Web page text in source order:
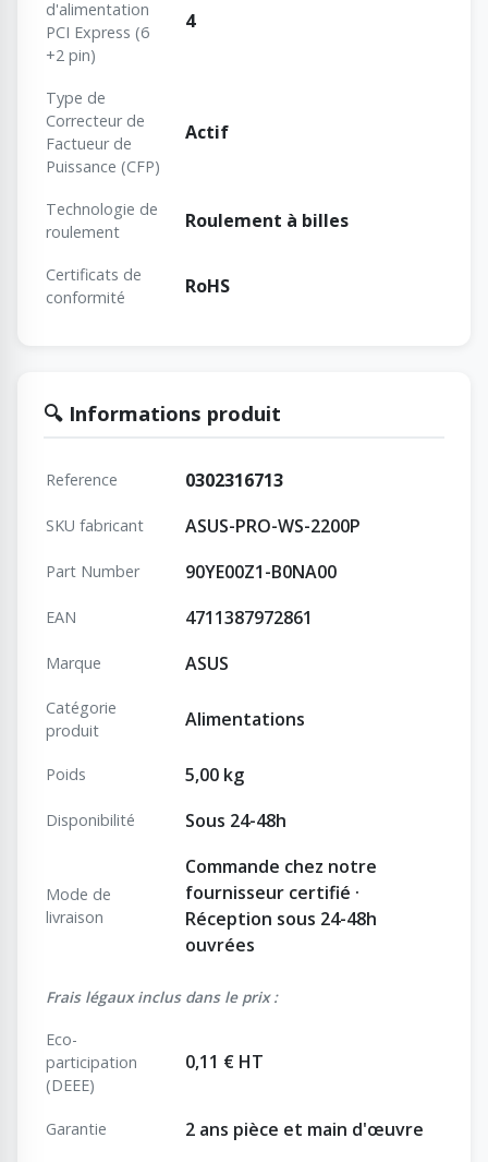
d'alimentation
PCI Express (6
+2 pin)
4
Type de
Correcteur de
Factueur de
Puissance (CFP)
Actif
Technologie de
roulement
Roulement à billes
Certificats de
conformité
RoHS
🔍 Informations produit
Reference 0302316713
SKU fabricant ASUS-PRO-WS-2200P
Part Number 90YE00Z1-B0NA00
EAN 4711387972861
Marque ASUS
Catégorie
produit
Alimentations
Poids 5,00 kg
Disponibilité Sous 24-48h
Mode de
livraison
Commande chez notre
fournisseur certifié ·
Réception sous 24-48h
ouvrées
Frais légaux inclus dans le prix :
Eco-
participation
(DEEE)
0,11 € HT
Garantie 2 ans pièce et main d'œuvre